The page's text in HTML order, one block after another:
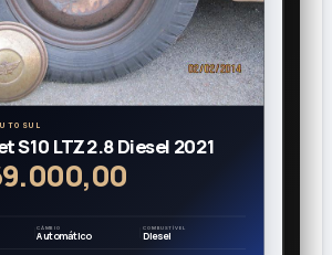
S10 LTZ 2.8 Diesel 2021
CÂMBIO
Automático
COMBUSTÍVEL
Diesel